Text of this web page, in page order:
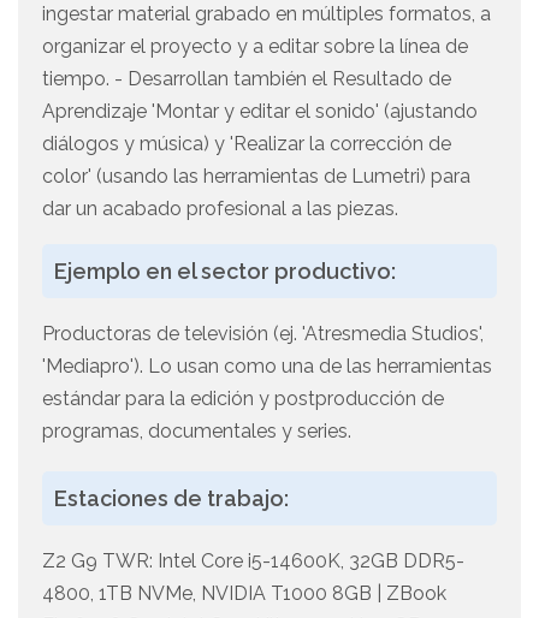
ingestar material grabado en múltiples formatos, a
organizar el proyecto y a editar sobre la línea de
tiempo. - Desarrollan también el Resultado de
Aprendizaje 'Montar y editar el sonido' (ajustando
diálogos y música) y 'Realizar la corrección de
color' (usando las herramientas de Lumetri) para
dar un acabado profesional a las piezas.
Ejemplo en el sector productivo:
Productoras de televisión (ej. 'Atresmedia Studios',
'Mediapro'). Lo usan como una de las herramientas
estándar para la edición y postproducción de
programas, documentales y series.
Estaciones de trabajo:
Z2 G9 TWR: Intel Core i5-14600K, 32GB DDR5-
4800, 1TB NVMe, NVIDIA T1000 8GB | ZBook